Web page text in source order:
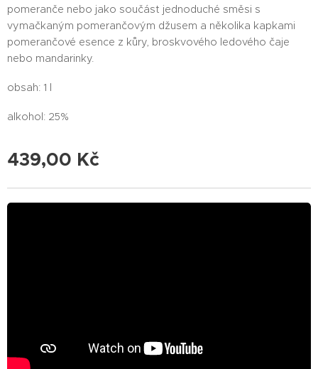
pomeranče nebo jako součást jednoduché směsi s
vymačkaným pomerančovým džusem a několika kapkami
pomerančové esence z kůry, broskvového ledového čaje
nebo mandarinky.
obsah: 1 l
alkohol: 25%
439,00 Kč